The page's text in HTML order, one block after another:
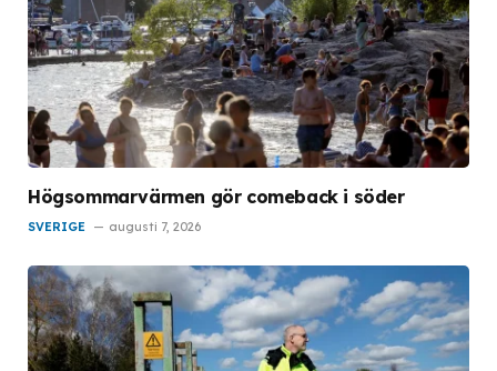
Högsommarvärmen gör comeback i söder
SVERIGE augusti 7, 2026